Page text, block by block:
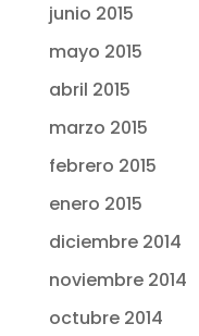
junio 2015
mayo 2015
abril 2015
marzo 2015
febrero 2015
enero 2015
diciembre 2014
noviembre 2014
octubre 2014